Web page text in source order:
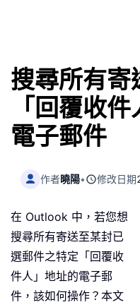
搜尋所有寄
「回覆收
電子郵件
作者曉陽• 修改日期
在 Outlook 中，若您想
搜尋所有寄送至某封已
選郵件之特定「回覆收
件人」地址的電子郵
件，該如何操作？本文